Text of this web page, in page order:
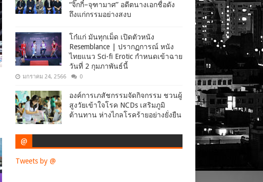
“จิ๊กกี๋–จุฑามาศ” อดีตนางเอกชื่อดัง
ถึงแก่กรรมอย่างสงบ
โก๋แก่ มันทุกเม็ด เปิดตัวหนัง
Resemblance | ปรากฏการณ์ หนัง
ไทยแนว Sci-fi Erotic กำหนดเข้าฉาย
วันที่ 2 กุมภาพันธ์นี้
มกราคม 24, 2566 0
องค์การเภสัชกรรมจัดกิจกรรม ชวนผู้
สูงวัยเข้าใจโรค NCDs เสริมภูมิ
ต้านทาน ห่างไกลโรคร้ายอย่างยั่งยืน
@
Tweets by @